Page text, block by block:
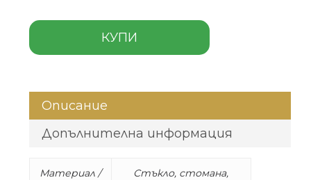
КУПИ
Описание
Допълнителна информация
Материал /
Стъкло, стомана,